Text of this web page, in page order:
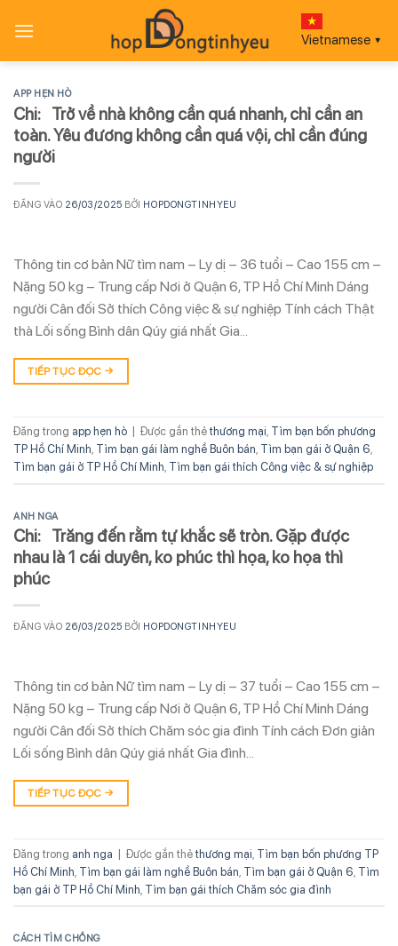
qua
Vietnamese ▼
APP HẸN HÒ
Chi: Trở về nhà không cần quá nhanh, chỉ cần an
toàn. Yêu đương không cần quá vội, chỉ cần đúng
người
ĐĂNG VÀO 26/03/2025 BỞI HOPDONGTINHYEU
Thông tin cơ bản Nữ tìm nam – Ly dị – 36 tuổi – Cao 155 cm –
Nặng 50 kg – Trung cấp Nơi ở Quận 6, TP Hồ Chí Minh Dáng
người Cân đối Sở thích Công việc & sự nghiệp Tính cách Thật
thà Lối sống Bình dân Qúy giá nhất Gia…
TIẾP TỤC ĐỌC →
Đăng trong app hẹn hò Được gắn thẻ thương mại Tìm bạn bốn phương
TP Hồ Chí Minh Tìm bạn gái làm nghề Buôn bán Tìm bạn gái ở Quận 6
Tìm bạn gái ở TP Hồ Chí Minh Tìm bạn gái thích Công việc & sự nghiệp
ANH NGA
Chi: Trăng đến rằm tự khắc sẽ tròn. Gặp được
nhau là 1 cái duyên, ko phúc thì họa, ko họa thì
phúc
ĐĂNG VÀO 26/03/2025 BỞI HOPDONGTINHYEU
Thông tin cơ bản Nữ tìm nam – Ly dị – 37 tuổi – Cao 155 cm –
Nặng 50 kg – Trung cấp Nơi ở Quận 6, TP Hồ Chí Minh Dáng
người Cân đối Sở thích Chăm sóc gia đình Tính cách Đơn giản
Lối sống Bình dân Qúy giá nhất Gia đình…
TIẾP TỤC ĐỌC →
Đăng trong anh nga | Được gắn thẻ thương mại Tìm bạn bốn phương TP
Hồ Chí Minh Tìm bạn gái làm nghề Buôn bán Tìm bạn gái ở Quận 6 Tìm
bạn gái ở TP Hồ Chí Minh Tìm bạn gái thích Chăm sóc gia đình
CÁCH TÌM CHỒNG